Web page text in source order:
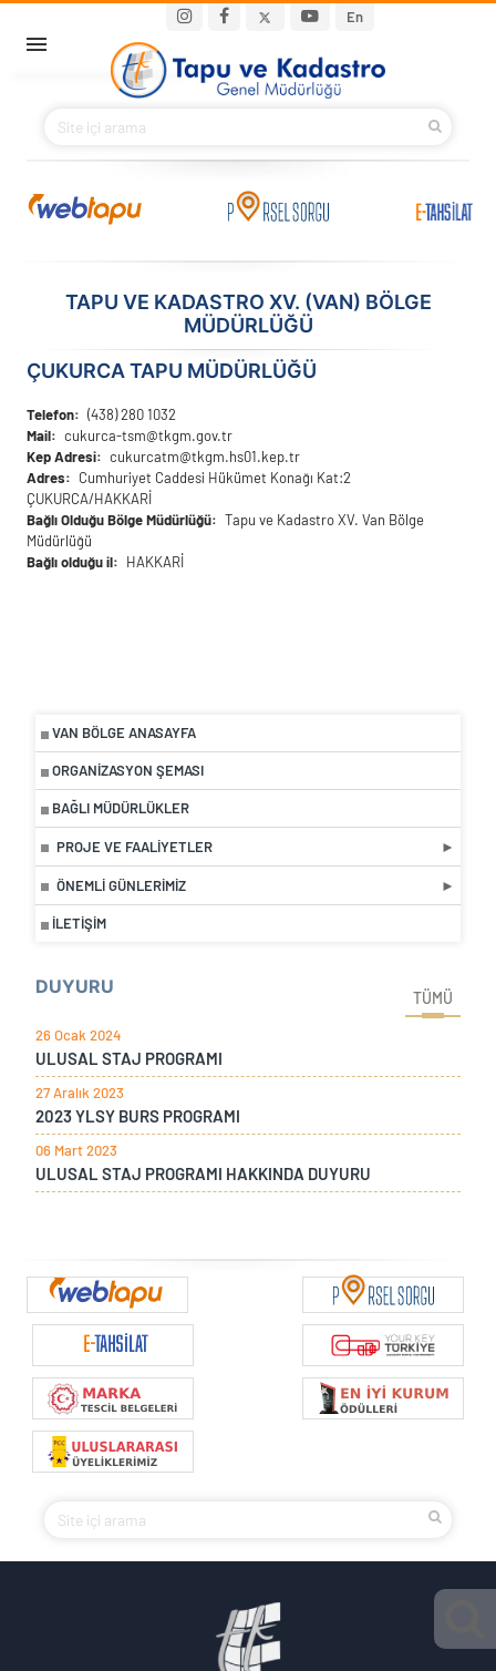
En
Main navigation
BAKANIMIZ
KURUMSAL
İLETIŞIM
S.S.S.
TAPU VE KADASTRO XV. (VAN) BÖLGE
MÜDÜRLÜĞÜ
VAN BÖLGE ANASAYFA
ORGANIZASYON ŞEMASI
BAĞLI MÜDÜRLÜKLER
PROJE VE FAALIYETLER
ÖNEMLI GÜNLERIMIZ
İLETIŞIM
DUYURU
TÜMÜ
26 Ocak 2024
ULUSAL STAJ PROGRAMI
27 Aralık 2023
2023 YLSY BURS PROGRAMI
06 Mart 2023
ULUSAL STAJ PROGRAMI HAKKINDA DUYURU
ÇUKURCA TAPU MÜDÜRLÜĞÜ
Telefon
(438) 280 1032
Mail
cukurca-tsm@tkgm.gov.tr
Kep Adresi
cukurcatm@tkgm.hs01.kep.tr
Adres
Cumhuriyet Caddesi Hükümet Konağı Kat:2
ÇUKURCA/HAKKARİ
Bağlı Olduğu Bölge Müdürlüğü
Tapu ve Kadastro XV. Van Bölge
Müdürlüğü
Bağlı olduğu il
HAKKARİ